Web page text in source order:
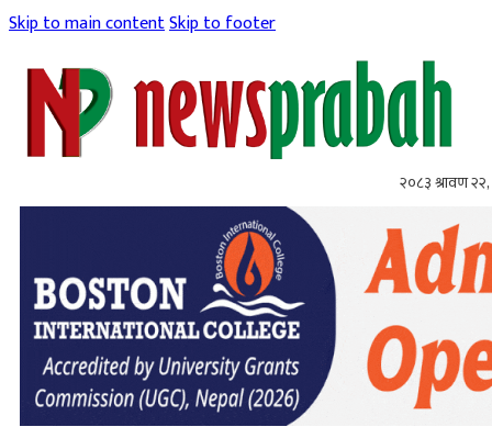
Skip to main contentSkip to footer
२०८३ श्रावण २२,